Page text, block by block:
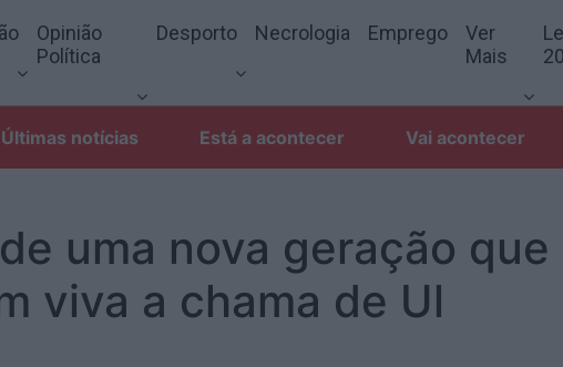
Opinião
Política
Desporto Necrologia Emprego
Ver
Mais
Últimas notícias Está a acontecer Vai acontecer
uma nova geração que
viva a chama de Ul